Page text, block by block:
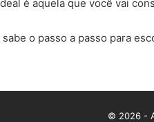
é aquela que você vai
o passo a passo para
© 2026 -